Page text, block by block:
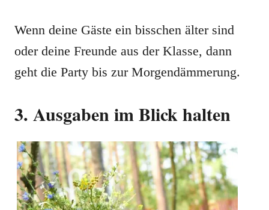
Wenn deine Gäste ein bisschen älter sind
oder deine Freunde aus der Klasse, dann
geht die Party bis zur Morgendämmerung.
3. Ausgaben im Blick halten